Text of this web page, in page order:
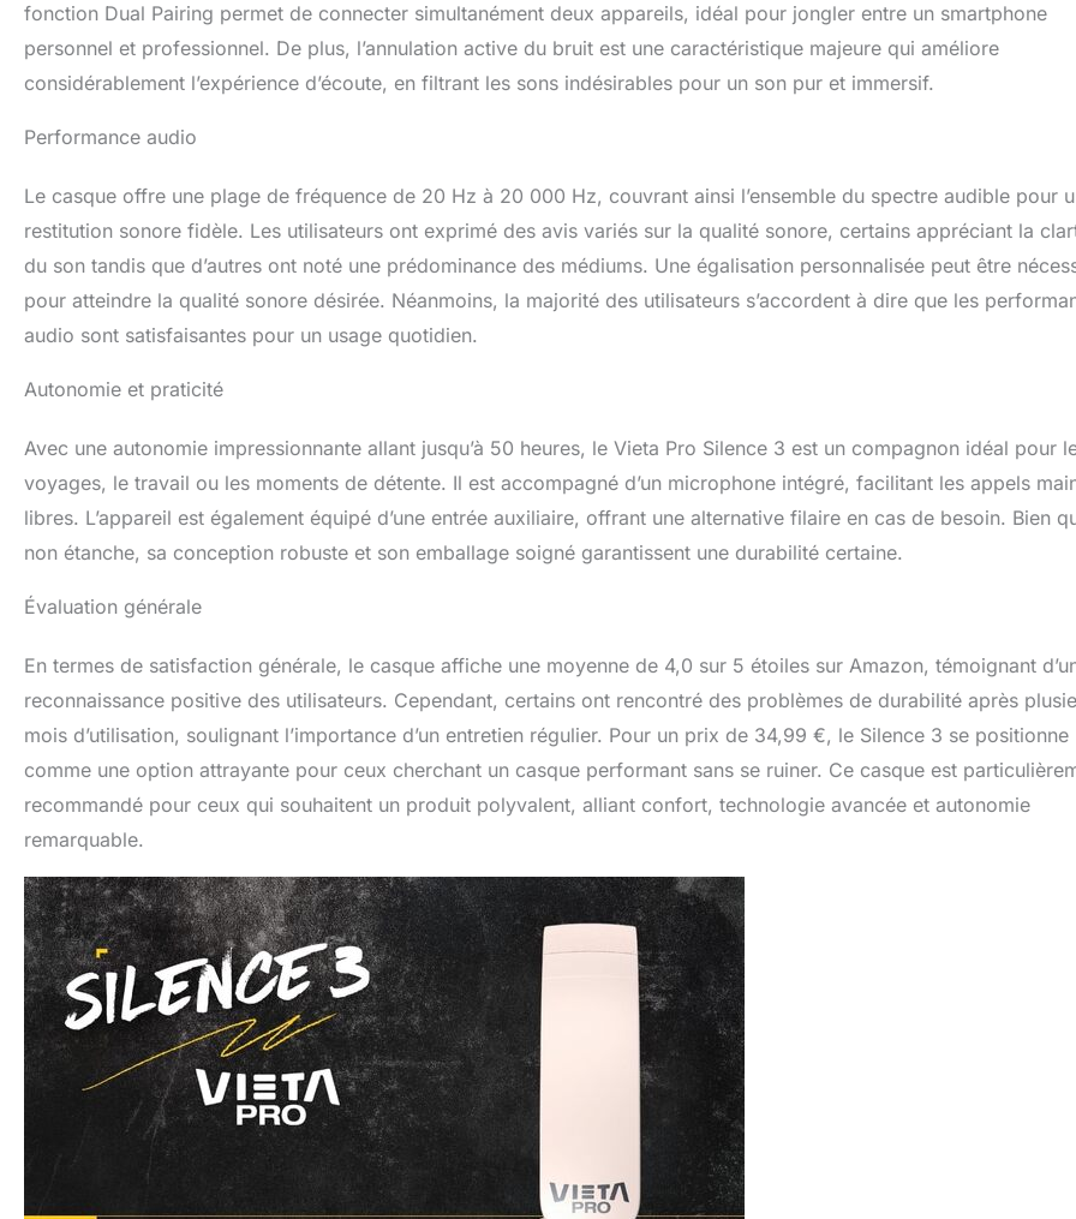
fonction Dual Pairing permet de connecter simultanément deux appareils, idéal pour jongler entre un smartphone
personnel et professionnel. De plus, l’annulation active du bruit est une caractéristique majeure qui améliore
considérablement l’expérience d’écoute, en filtrant les sons indésirables pour un son pur et immersif.
Performance audio
Le casque offre une plage de fréquence de 20 Hz à 20 000 Hz, couvrant ainsi l’ensemble du spectre audible pour
restitution sonore fidèle. Les utilisateurs ont exprimé des avis variés sur la qualité sonore, certains appréciant la
du son tandis que d’autres ont noté une prédominance des médiums. Une égalisation personnalisée peut être
pour atteindre la qualité sonore désirée. Néanmoins, la majorité des utilisateurs s’accordent à dire que les
audio sont satisfaisantes pour un usage quotidien.
Autonomie et praticité
Avec une autonomie impressionnante allant jusqu’à 50 heures, le Vieta Pro Silence 3 est un compagnon idéal pour
voyages, le travail ou les moments de détente. Il est accompagné d’un microphone intégré, facilitant les appels
libres. L’appareil est également équipé d’une entrée auxiliaire, offrant une alternative filaire en cas de besoin. Bien
non étanche, sa conception robuste et son emballage soigné garantissent une durabilité certaine.
Évaluation générale
En termes de satisfaction générale, le casque affiche une moyenne de 4,0 sur 5 étoiles sur Amazon, témoignant
reconnaissance positive des utilisateurs. Cependant, certains ont rencontré des problèmes de durabilité après
mois d’utilisation, soulignant l’importance d’un entretien régulier. Pour un prix de 34,99 €, le Silence 3 se positionne
comme une option attrayante pour ceux cherchant un casque performant sans se ruiner. Ce casque est
recommandé pour ceux qui souhaitent un produit polyvalent, alliant confort, technologie avancée et autonomie
remarquable.